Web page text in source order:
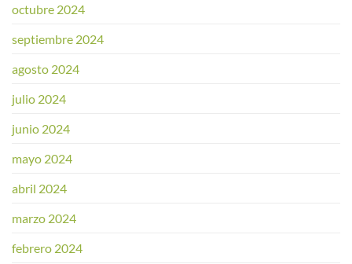
octubre 2024
septiembre 2024
agosto 2024
julio 2024
junio 2024
mayo 2024
abril 2024
marzo 2024
febrero 2024